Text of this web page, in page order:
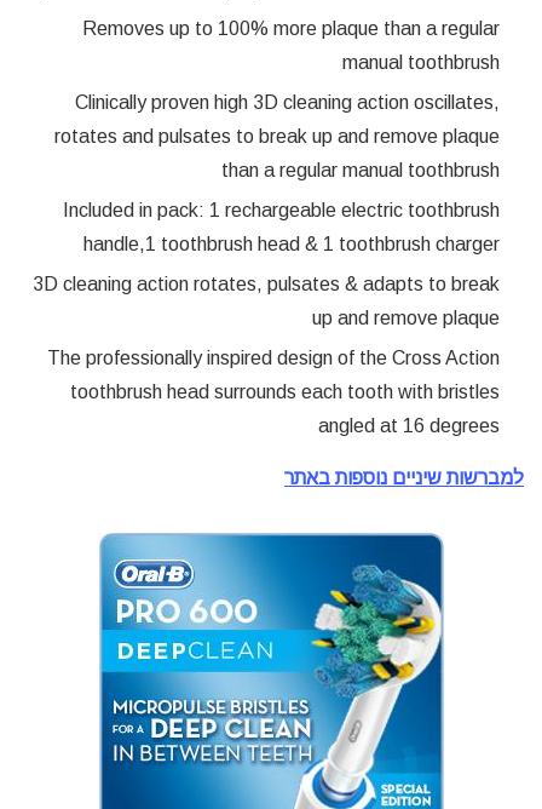
Removes up to 100% more plaque than a regular
manual toothbrush
Clinically proven high 3D cleaning action oscillates,
rotates and pulsates to break up and remove plaque
than a regular manual toothbrush
Included in pack: 1 rechargeable electric toothbrush
handle,1 toothbrush head & 1 toothbrush charger
3D cleaning action rotates, pulsates & adapts to break
up and remove plaque
The professionally inspired design of the Cross Action
toothbrush head surrounds each tooth with bristles
angled at 16 degrees
למברשות שיניים נוספות באתר